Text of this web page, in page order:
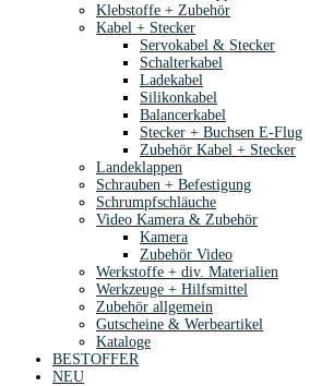
Klebstoffe + Zubehör
Kabel + Stecker
Servokabel & Stecker
Schalterkabel
Ladekabel
Silikonkabel
Balancerkabel
Stecker + Buchsen E-Flug
Zubehör Kabel + Stecker
Landeklappen
Schrauben + Befestigung
Schrumpfschläuche
Video Kamera & Zubehör
Kamera
Zubehör Video
Werkstoffe + div. Materialien
Werkzeuge + Hilfsmittel
Zubehör allgemein
Gutscheine & Werbeartikel
Kataloge
BESTOFFER
NEU